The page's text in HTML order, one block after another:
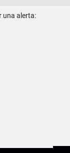
una alerta: